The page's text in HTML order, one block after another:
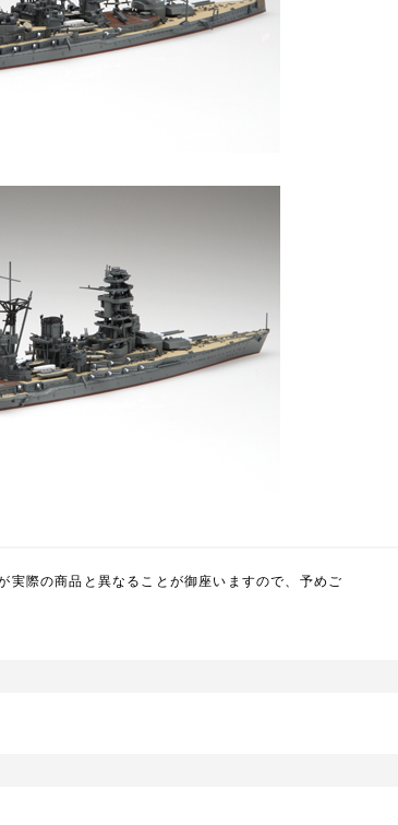
実際の商品と異なることが御座いますので、予めご